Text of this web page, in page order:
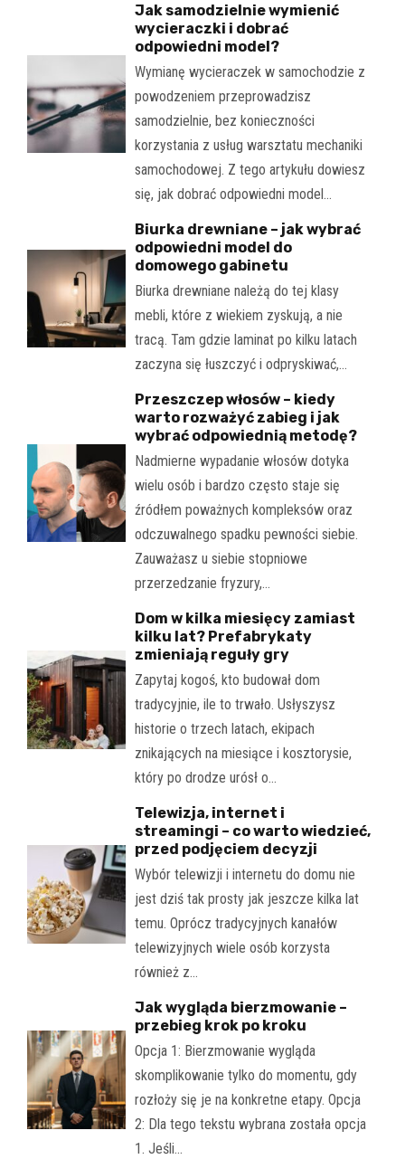
Jak samodzielnie wymienić
wycieraczki i dobrać
odpowiedni model?
Wymianę wycieraczek w samochodzie z
powodzeniem przeprowadzisz
samodzielnie, bez konieczności
korzystania z usług warsztatu mechaniki
samochodowej. Z tego artykułu dowiesz
się, jak dobrać odpowiedni model…
Biurka drewniane – jak wybrać
odpowiedni model do
domowego gabinetu
Biurka drewniane należą do tej klasy
mebli, które z wiekiem zyskują, a nie
tracą. Tam gdzie laminat po kilku latach
zaczyna się łuszczyć i odpryskiwać,…
Przeszczep włosów – kiedy
warto rozważyć zabieg i jak
wybrać odpowiednią metodę?
Nadmierne wypadanie włosów dotyka
wielu osób i bardzo często staje się
źródłem poważnych kompleksów oraz
odczuwalnego spadku pewności siebie.
Zauważasz u siebie stopniowe
przerzedzanie fryzury,…
Dom w kilka miesięcy zamiast
kilku lat? Prefabrykaty
zmieniają reguły gry
Zapytaj kogoś, kto budował dom
tradycyjnie, ile to trwało. Usłyszysz
historie o trzech latach, ekipach
znikających na miesiące i kosztorysie,
który po drodze urósł o…
Telewizja, internet i
streamingi – co warto wiedzieć,
przed podjęciem decyzji
Wybór telewizji i internetu do domu nie
jest dziś tak prosty jak jeszcze kilka lat
temu. Oprócz tradycyjnych kanałów
telewizyjnych wiele osób korzysta
również z…
Jak wygląda bierzmowanie –
przebieg krok po kroku
Opcja 1: Bierzmowanie wygląda
skomplikowanie tylko do momentu, gdy
rozłoży się je na konkretne etapy. Opcja
2: Dla tego tekstu wybrana została opcja
1. Jeśli…